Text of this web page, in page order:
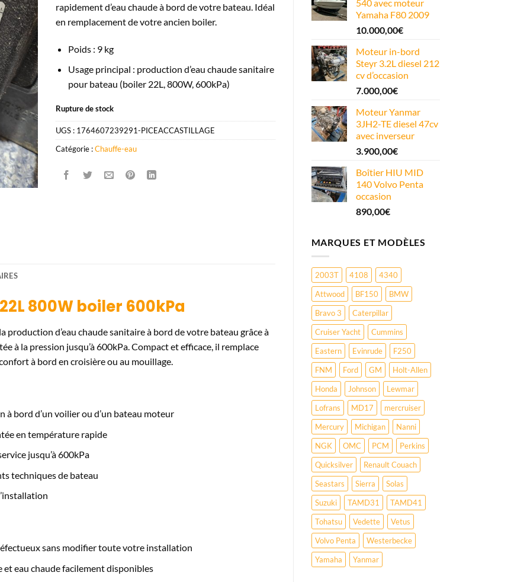
540 avec moteur
Yamaha F80 2009
10.000,00€
Moteur in-bord
Steyr 3.2L diesel 212
cv d’occasion
7.000,00€
Moteur Yanmar
3JH2-TE diesel 47cv
avec inverseur
3.900,00€
Boîtier HIU MID
140 Volvo Penta
occasion
890,00€
MARQUES ET MODÈLES
2003T 4108
4340
Attwood
BF150
BMW
Bravo 3
Caterpillar
Cruiser Yacht
Cummins
Eastern
Evinrude
F250
FNM
Ford GM
Holt-Allen
Honda
Johnson
Lewmar
Lofrans
MD17
mercruiser
Mercury
Michigan
Nanni
NGK
OMC PCM
Perkins
Quicksilver
Renault Couach
Seastars
Sierra
Solas
Suzuki
TAMD31
TAMD41
Tohatsu
Vedette
Vetus
Volvo Penta
Westerbecke
Yamaha
Yanmar
rapidement d’eau chaude à bord de votre bateau. Idéal
en remplacement de votre ancien boiler.
Poids : 9 kg
Usage principal : production d’eau chaude sanitaire
pour bateau (boiler 22L, 800W, 600kPa)
Rupture de stock
UGS : 1764607239291-PICEACCASTILLAGE
Catégorie :Chauffe-eau
800W boiler 600kPa
production d’eau chaude sanitaire à bord de votre bateau grâce à
à la pression jusqu’à 600kPa. Compact et efficace, il remplace
à bord en croisière ou au mouillage.
bord d’un voilier ou d’un bateau moteur
en température rapide
jusqu’à 600kPa
techniques de bateau
sans modifier toute votre installation
eau chaude facilement disponibles